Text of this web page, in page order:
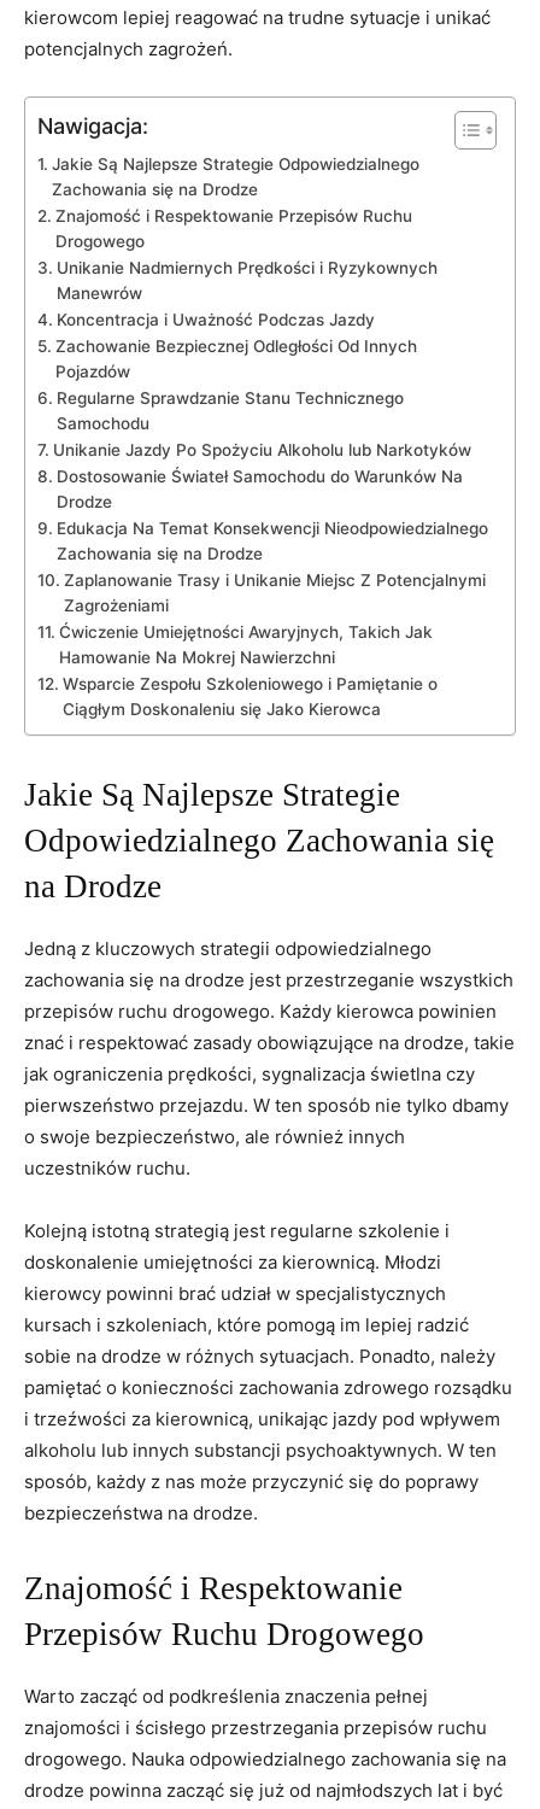
kierowcom lepiej reagować na trudne sytuacje i⁤ unikać
⁢potencjalnych zagrożeń.
Nawigacja:
Jakie ‌Są Najlepsze Strategie ⁣Odpowiedzialnego
Zachowania się na⁤ Drodze
Znajomość i Respektowanie‍ Przepisów ⁢Ruchu
‌Drogowego
Unikanie Nadmiernych Prędkości i Ryzykownych
Manewrów
Koncentracja i Uważność Podczas Jazdy
Zachowanie​ Bezpiecznej Odległości Od⁢ Innych
Pojazdów
Regularne Sprawdzanie ⁤Stanu Technicznego
Samochodu
Unikanie ‌Jazdy Po Spożyciu Alkoholu ⁤lub Narkotyków
Dostosowanie Świateł Samochodu⁤ do⁢ Warunków Na
Drodze
Edukacja Na‍ Temat Konsekwencji ⁤Nieodpowiedzialnego
​Zachowania się na Drodze
Zaplanowanie​ Trasy i ‌Unikanie ​Miejsc Z Potencjalnymi
Zagrożeniami
Ćwiczenie Umiejętności⁣ Awaryjnych, Takich Jak
Hamowanie⁢ Na​ Mokrej Nawierzchni
Wsparcie Zespołu Szkoleniowego i Pamiętanie o
Ciągłym ​Doskonaleniu⁣ się Jako Kierowca
Jakie ‌Są Najlepsze Strategie
⁣Odpowiedzialnego Zachowania się
na⁤ Drodze
Jedną z kluczowych strategii odpowiedzialnego‌
zachowania ‍się na drodze ‌jest przestrzeganie wszystkich
⁣przepisów ruchu drogowego. ‌Każdy kierowca​ powinien
znać i respektować zasady obowiązujące na drodze, takie
jak⁤ ograniczenia prędkości, sygnalizacja ⁣świetlna czy
⁢pierwszeństwo przejazdu. W ten sposób nie tylko‍ dbamy
‌o swoje bezpieczeństwo, ale⁣ również innych
uczestników ruchu.
Kolejną istotną strategią jest regularne szkolenie‍ i
doskonalenie umiejętności za kierownicą. Młodzi
kierowcy powinni brać udział w specjalistycznych
kursach i szkoleniach, które pomogą⁣ im​ lepiej radzić
sobie‍ na drodze w ⁤różnych sytuacjach. Ponadto, należy
pamiętać o konieczności zachowania zdrowego ⁢rozsądku⁤
i trzeźwości za kierownicą,‌ unikając jazdy pod wpływem
alkoholu lub ⁢innych substancji psychoaktywnych. ⁤W ten​
sposób, każdy⁢ z nas może przyczynić‍ się ⁢do poprawy
bezpieczeństwa na ‌drodze. ​
Znajomość i Respektowanie‍
Przepisów ⁢Ruchu ‌Drogowego
Warto zacząć od⁢ podkreślenia ⁤znaczenia pełnej
znajomości​ i ścisłego przestrzegania przepisów ruchu
drogowego.⁢ Nauka odpowiedzialnego zachowania się⁤ na
drodze powinna ⁤zacząć się już od najmłodszych lat i być⁣